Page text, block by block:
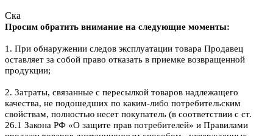
Ска
Просим обратить внимание на следующие моменты:
1. При обнаружении следов эксплуатации товара Продавец
оставляет за собой право отказать в приемке возвращенной
продукции;
2. Затраты, связанные с пересылкой товаров надлежащего
качества, не подошедших по каким-либо потребительским
свойствам, полностью несет покупатель (в соответствии с ст.
26.1 Закона РФ «О защите прав потребителей» и Правилами